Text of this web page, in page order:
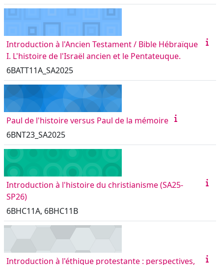
Introduction à l'Ancien Testament / Bible Hébraïque
I. L'histoire de l'Israël ancien et le Pentateuque.
6BATT11A_SA2025
Paul de l'histoire versus Paul de la mémoire
6BNT23_SA2025
Introduction à l'histoire du christianisme (SA25-
SP26)
6BHC11A, 6BHC11B
Introduction à l'éthique protestante : perspectives,